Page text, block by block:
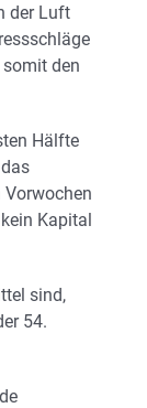
der Luft
den
Hälfte
Vorwochen
Kapital
sind,
54.